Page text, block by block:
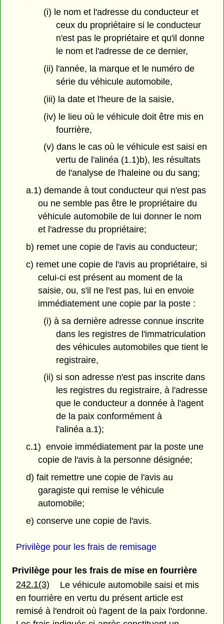
(i) le nom et l'adresse du conducteur et
ceux du propriétaire si le conducteur
n'est pas le propriétaire et qu'il donne
le nom et l'adresse de ce dernier,
(ii) l'année, la marque et le numéro de
série du véhicule automobile,
(iii) la date et l'heure de la saisie,
(iv) le lieu où le véhicule doit être mis en
fourrière,
(v) dans le cas où le véhicule est saisi en
vertu de l'alinéa (1.1)b), les résultats
de l'analyse de l'haleine ou du sang;
a.1) demande à tout conducteur qui n'est pas
ou ne semble pas être le propriétaire du
véhicule automobile de lui donner le nom
et l'adresse du propriétaire;
b) remet une copie de l'avis au conducteur;
c) remet une copie de l'avis au propriétaire, si
celui-ci est présent au moment de la
saisie, ou, s'il ne l'est pas, lui en envoie
immédiatement une copie par la poste :
(i) à sa dernière adresse connue inscrite
dans les registres de l'immatriculation
des véhicules automobiles que tient le
registraire,
(ii) si son adresse n'est pas inscrite dans
les registres du registraire, à l'adresse
que le conducteur a donnée à l'agent
de la paix conformément à
l'alinéa a.1);
c.1) envoie immédiatement par la poste une
copie de l'avis à la personne désignée;
d) fait remettre une copie de l'avis au
garagiste qui remise le véhicule
automobile;
e) conserve une copie de l'avis.
Privilège pour les frais de remisage
Privilège pour les frais de mise en fourrière
242.1(3)
Le véhicule automobile saisi et mis
en fourrière en vertu du présent article est
remisé à l'endroit où l'agent de la paix l'ordonne.